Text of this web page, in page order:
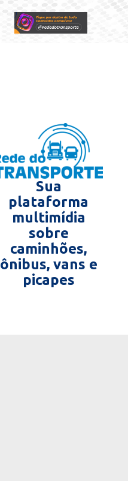
Sua
plataforma
multimídia
sobre
caminhões,
ônibus, vans e
picapes